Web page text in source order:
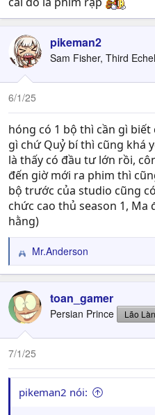
pikeman2
Sam Fisher, Third
6/1/25
hóng có 1 bộ thì cần gì
gì chứ Quỷ bí thì cũng khá
là thấy có đầu tư lớn rồi,
đến giờ mới ra phim thì
bộ trước của studio cũng
chức cao thủ season 1, Ma
hằng)
R
e
c
t
i
o
n
:
Mr.Anderson
toan_gamer
Persian Prince Lão
7/1/25
pikeman2 nói: